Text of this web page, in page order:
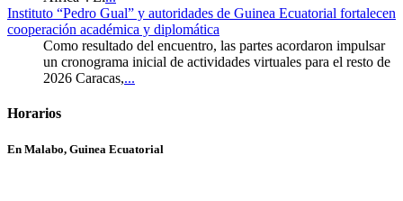
Instituto “Pedro Gual” y autoridades de Guinea Ecuatorial fortalecen
cooperación académica y diplomática
Como resultado del encuentro, las partes acordaron impulsar
un cronograma inicial de actividades virtuales para el resto de
2026 Caracas,...
Horarios
En Malabo, Guinea Ecuatorial